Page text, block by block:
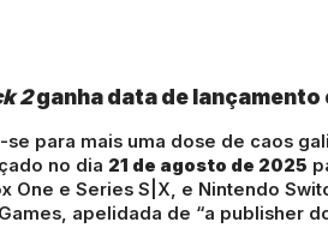
2ganha data de
se para mais uma dose de caos
no dia 21 de agosto de 2025
One e Series S|X, e Nintendo
apelidada de “a publisher